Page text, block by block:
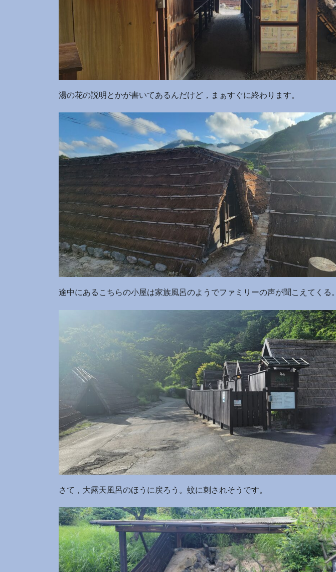
湯の花の説明とかが書いてあるんだけど，まぁすぐに終わります。
途中にあるこちらの小屋は家族風呂のようでファミリーの声が聞こえてくる。
さて，大露天風呂のほうに戻ろう。蚊に刺されそうです。